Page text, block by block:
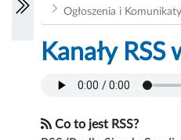
Ogłoszenia i Komunikaty
Kanały
Co to jest RSS?